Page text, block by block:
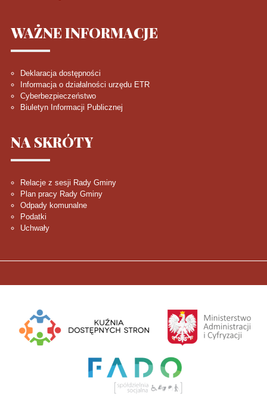
WAŻNEINFORMACJE
Deklaracja dostępności
Informacja o działalności urzędu ETR
Cyberbezpieczeństwo
Biuletyn Informacji Publicznej
NA SKRÓTY
Relacje z sesji Rady Gminy
Plan pracy Rady Gminy
Odpady komunalne
Podatki
Uchwały